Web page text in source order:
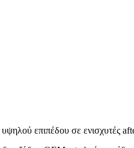
επιπέδου σε ενισχυτές